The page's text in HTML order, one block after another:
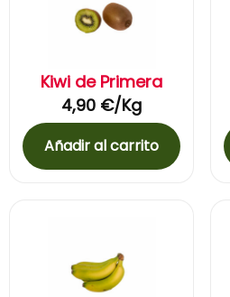
Kiwi de Primera
4,90 €/Kg
Añadir al carrito